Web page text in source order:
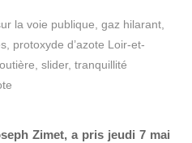
la voie publique, gaz hilarant,
, protoxyde d’azote Loir-et-
, slider, tranquillité
Zimet, a pris jeudi 7 mai